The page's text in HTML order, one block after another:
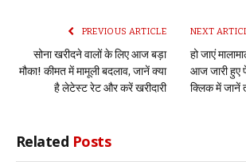
PREVIOUS ARTICLE
सोना खरीदने वालों के लिए आज बड़ा
मौका! कीमत में मामूली बदलाव, जानें क्या
है लेटेस्ट रेट और करें खरीदारी
NEXT
हो जाएं
आज जारी हुए
क्लिक में जानें
Related Posts